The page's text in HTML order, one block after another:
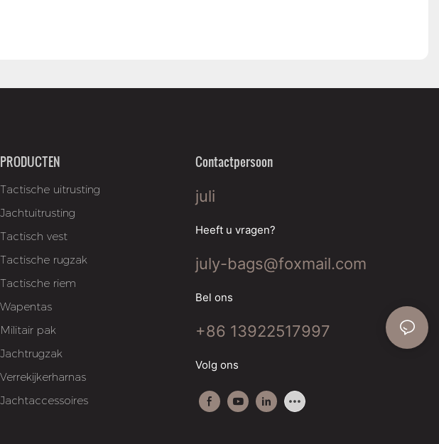
PRODUCTEN
Tactische uitrusting
Jachtuitrusting
Tactisch vest
Tactische rugzak
Tactische riem
Wapentas
Militair pak
Jachtrugzak
Verrekijkerharnas
Jachtaccessoires
Contactpersoon
juli
Heeft u vragen?
july-bags@foxmail.com
Bel ons
+86 13922517997
Volg ons